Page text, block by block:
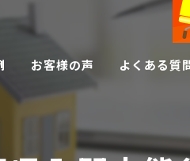
根リフォーム
ォーム
お客様の声 よくある質